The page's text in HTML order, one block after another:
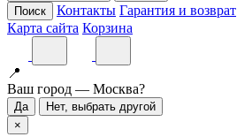
Поиск
Контакты Гарантия и возврат
Карта сайта Корзина
📍
Ваш город — Москва?
Да
Нет, выбрать другой
×